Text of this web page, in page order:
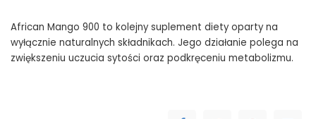
African Mango 900 to kolejny suplement diety oparty na
wyłącznie naturalnych składnikach. Jego działanie polega na
zwiększeniu uczucia sytości oraz podkręceniu metabolizmu.